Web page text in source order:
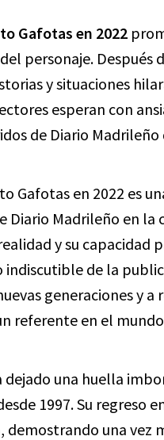
Gafotas en 2022
personaje. Después
y situaciones
esperan con
de Diario Madrileño
Gafotas en 2022 es
Diario Madrileño en
y su capacidad
de la
generaciones y
referente en el
dejado una huella
1997. Su regreso
una vez